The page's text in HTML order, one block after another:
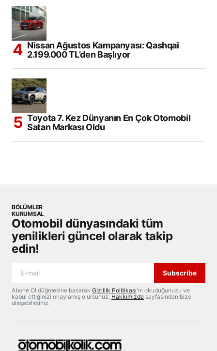
Nissan Ağustos Kampanyası: Qashqai
2.199.000 TL’den Başlıyor
Toyota 7. Kez Dünyanın En Çok Otomobil
Satan Markası Oldu
BÖLÜMLER
KURUMSAL
Otomobil dünyasındaki tüm
yenilikleri güncel olarak takip
edin!
Subscribe
Abone Ol düğmesine basarak Gizlilik Politikası'nı okuduğunuzu ve
kabul ettiğinizi onaylamış olursunuz. Hakkımızda sayfasından bize
ulaşabilirsiniz.